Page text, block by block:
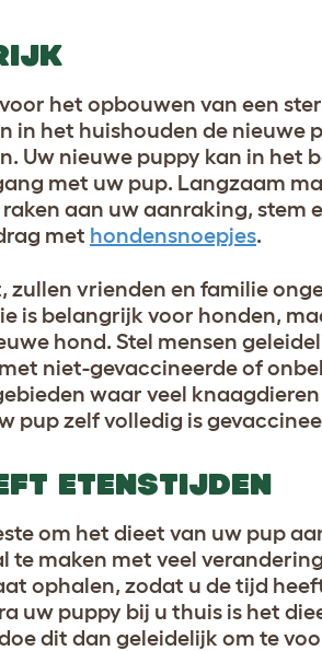
het opbouwen van een
in het huishouden de nieuwe
Uw nieuwe puppy kan in het
met uw pup. Langzaam
aan uw aanraking, stem
met hondensnoepjes.
vrienden en familie
is belangrijk voor honden,
hond. Stel mensen
niet-gevaccineerde of
waar veel
pup zelf volledig is
ETENSTIJDEN
om het dieet van uw pup
maken met veel
ophalen, zodat u de tijd
uw puppy bij u thuis is het
dit dan geleidelijk om te